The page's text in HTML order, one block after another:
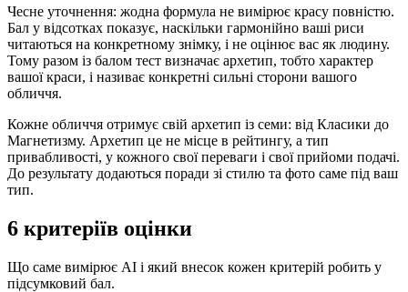
Чесне уточнення: жодна формула не вимірює красу повністю.
Бал у відсотках показує, наскільки гармонійно ваші риси
читаються на конкретному знімку, і не оцінює вас як людину.
Тому разом із балом тест визначає архетип, тобто характер
вашої краси, і називає конкретні сильні сторони вашого
обличчя.
Кожне обличчя отримує свій архетип із семи: від Класики до
Магнетизму. Архетип це не місце в рейтингу, а тип
привабливості, у кожного свої переваги і свої прийоми подачі.
До результату додаються поради зі стилю та фото саме під ваш
тип.
6 критеріїв оцінки
Що саме вимірює AI і який внесок кожен критерій робить у
підсумковий бал.